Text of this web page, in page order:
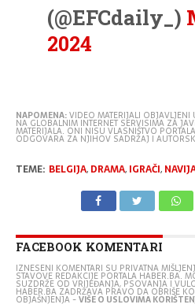
(@EFCdaily_)
2024
NAPOMENA:VIDEO MATERIJALI
NA GLOBALNIM INTERNET SERVISIMA ZA
MATERIJALA. ONI NISU VLASNIŠTVO
ODGOVARA ZA NJIHOV SADRŽAJ I
TEME: BELGIJA, DRAMA, IGRAČI,
FACEBOOK KOMENTARI
IZNESENI KOMENTARI SU PRIVATNA
STAVOVE REDAKCIJE PORTALA HABER.BA.
SUZDRŽE OD VRIJEĐANJA, PSOVANJA I
HABER.BA ZADRŽAVA PRAVO DA OBRIŠE
OBJAŠNJENJA -VIŠE O USLOVIMA